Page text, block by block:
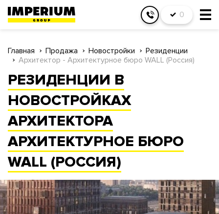
0
Главная Продажа Новостройки
Резиденции
Архитектор - Архитектурное бюро WALL (Россия)
РЕЗИДЕНЦИИ В
НОВОСТРОЙКАХ
АРХИТЕКТОРА
АРХИТЕКТУРНОЕ БЮРО
WALL (РОССИЯ)